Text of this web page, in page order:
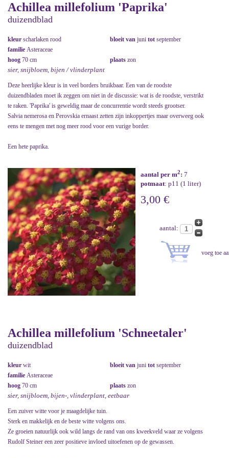
Achillea millefolium 'Paprika'
duizendblad
kleur scharlaken rood bloeit van juni tot september
familie Asteraceae
hoog 70 cm plaats zon
sier, snijbloem, bijen / vlinderplant
Deze heerlijke kleur is in veel borders bruikbaar. Een van de roodste
duizendbladen moet ik zeggen om niet in de discussie: wat is de roodste, verstrikt
te raken. 'Paprika' is geweldig maar de concurrentie wordt steeds grootser.
Salvia nemerosa en Perovskia ernaast zetten zijn inkoppertjes maar overweeg ook
eens te mengen met nog meer rood voor een vurige border.
Een hete paprika.
aantal per m2: 7
potmaat: p11 (1 liter)
3,00 €
aantal:
Achillea millefolium 'Schneetaler'
duizendblad
kleur wit bloeit van juni tot september
familie Asteraceae
hoog 70 cm plaats zon
sier, snijbloem, bijen-, vlinderplant, eetbaar
Een zuiver witte voor je maagdelijke tuin.
Sterk en makkelijk en de beste witte volgens ons.
Ze groeien natuurlijk ook wild langs de rand van ons kweekveld waar ze volgens
Rudolf Steiner een zeer positieve invloed uitoefenen op de gewassen.